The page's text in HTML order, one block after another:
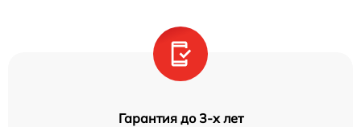
Гарантия до 3-х лет